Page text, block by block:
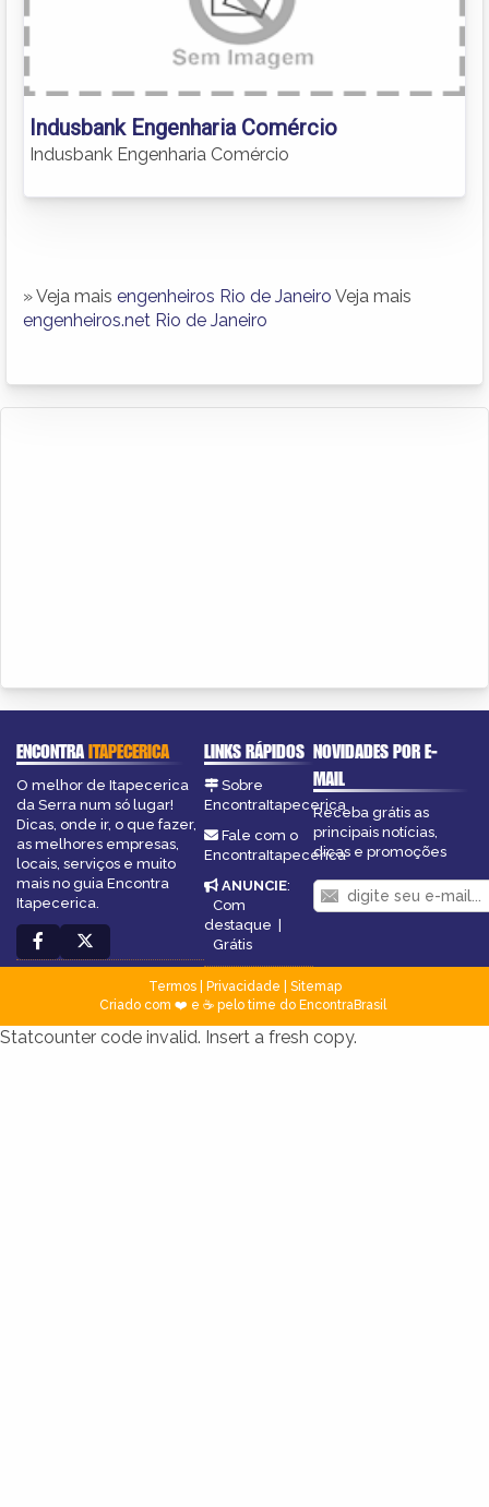
Indusbank Engenharia Comércio
Indusbank Engenharia Comércio
» Veja mais engenheiros Rio de Janeiro Veja mais
engenheiros.net Rio de Janeiro
ENCONTRAITAPECERICA
O melhor de Itapecerica
da Serra num só lugar!
Dicas, onde ir, o que fazer,
as melhores empresas,
locais, serviços e muito
mais no guia Encontra
Itapecerica.
LINKS RÁPIDOS
Sobre
EncontraItapecerica
Fale com o
EncontraItapecerica
ANUNCIE:
Com
destaque |
Grátis
NOVIDADES POR E-
MAIL
Receba grátis as
principais notícias,
dicas e promoções
Termos| Privacidade
Sitemap
Criado com ❤️ e ☕ pelo time do EncontraBrasil
Statcounter code invalid. Insert a fresh copy.